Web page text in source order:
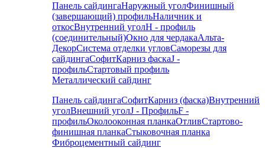
Панель сайдингаНаружный уголФинишный
(завершающий) профильНаличник и
откосВнутренний уголH - профиль
(соединительный)Окно для чердакаАльта-
ДекорСистема отделки угловСаморезы для
сайдингаСофитКарниз фаскаJ -
профильСтартовый профиль
Металлический сайдинг
Панель сайдингаСофитКарниз (фаска)Внутренний
уголВнешний уголJ - ПрофильF -
профильОколооконная планкаОтливСтартово-
финишная планкаСтыковочная планка
Фиброцементный сайдинг